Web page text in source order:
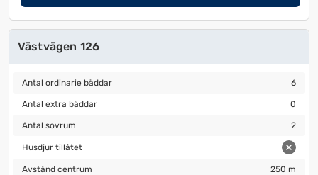
Västvägen 126
Antal ordinarie bäddar
Antal ordinarie bäddar 6
Antal extra bäddar
Antal extra bäddar 0
Antal sovrum
Antal sovrum 2
Husdjur tillåtet
Husdjur tillåtet
Avstånd centrum
Avstånd centrum 250 m